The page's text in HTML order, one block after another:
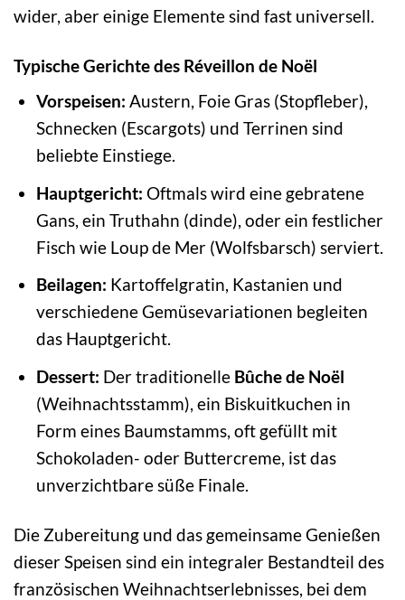
wider, aber einige Elemente sind fast universell.
Typische Gerichte des Réveillon de Noël
Vorspeisen: Austern, Foie Gras (Stopfleber),
Schnecken (Escargots) und Terrinen sind
beliebte Einstiege.
Hauptgericht: Oftmals wird eine gebratene
Gans, ein Truthahn (dinde), oder ein festlicher
Fisch wie Loup de Mer (Wolfsbarsch) serviert.
Beilagen: Kartoffelgratin, Kastanien und
verschiedene Gemüsevariationen begleiten
das Hauptgericht.
Dessert: Der traditionelle Bûche de Noël
(Weihnachtsstamm), ein Biskuitkuchen in
Form eines Baumstamms, oft gefüllt mit
Schokoladen- oder Buttercreme, ist das
unverzichtbare süße Finale.
Die Zubereitung und das gemeinsame Genießen
dieser Speisen sind ein integraler Bestandteil des
französischen Weihnachtserlebnisses, bei dem